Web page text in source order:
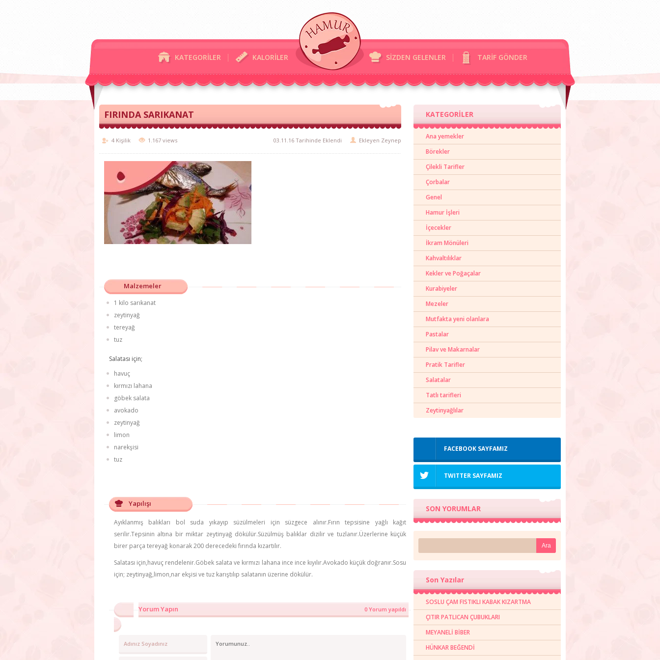
SİZDEN GELENLER TARİF GÖNDER
KATEGORİLER KALORİLER
FIRINDA SARIKANAT
4 Kişilik 1.167 views Ekleyen Zeynep
03.11.16 Tarihinde Eklendi
Malzemeler
1 kilo sarıkanat
zeytinyağ
tereyağ
tuz
Salatası için;
havuç
kırmızı lahana
göbek salata
avokado
zeytinyağ
limon
narekşisi
tuz
Yapılışı
Ayıklanmış balıkları bol suda yıkayıp süzülmeleri için süzgece alınır.Fırın tepsisine yağlı kağıt
serilir.Tepsinin altına bir miktar zeytinyağ dökülür.Süzülmüş balıklar dizilir ve tuzlanır.Üzerlerine küçük
birer parça tereyağ konarak 200 derecedeki fırında kızartılır.
Salatası için,havuç rendelenir.Göbek salata ve kırmızı lahana ince ince kıyılır.Avokado küçük doğranır.Sosu
için; zeytinyağ,limon,nar ekşisi ve tuz karıştılıp salatanın üzerine dökülür.
Yorum Yapın 0 Yorum yapıldı
KATEGORİLER
Ana yemekler
Börekler
Çilekli Tarifler
Çorbalar
Genel
Hamur İşleri
İçecekler
İkram Mönüleri
Kahvaltılıklar
Kekler ve Poğaçalar
Kurabiyeler
Mezeler
Mutfakta yeni olanlara
Pastalar
Pilav ve Makarnalar
Pratik Tarifler
Salatalar
Tatlı tarifleri
Zeytinyağlılar
FACEBOOK SAYFAMIZ
TWITTER SAYFAMIZ
SON YORUMLAR
Son Yazılar
SOSLU ÇAM FISTIKLI KABAK KIZARTMA
ÇITIR PATLICAN ÇUBUKLARI
MEYANELİ BİBER
HÜNKAR BEĞENDİ